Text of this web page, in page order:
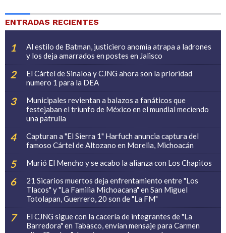
ENTRADAS RECIENTES
Al estilo de Batman, justiciero anomia atrapa a ladrones
y los deja amarrados en postes en Jalisco
El Cártel de Sinaloa y CJNG ahora son la prioridad
numero 1 para la DEA
Municipales revientan a balazos a fanáticos que
festejaban el triunfo de México en el mundial meciendo
una patrulla
Capturan a "El Sierra 1" Harfuch anuncia captura del
famoso Cártel de Altozano en Morelia, Michoacán
Murió El Mencho y se acabo la alianza con Los Chapitos
21 Sicarios muertos deja enfrentamiento entre "Los
Tlacos" y "La Familia Michoacana" en San Miguel
Totolapan, Guerrero, 20 son de "La FM"
El CJNG sigue con la cacería de integrantes de "La
Barredora" en Tabasco, envían mensaje para Carmen